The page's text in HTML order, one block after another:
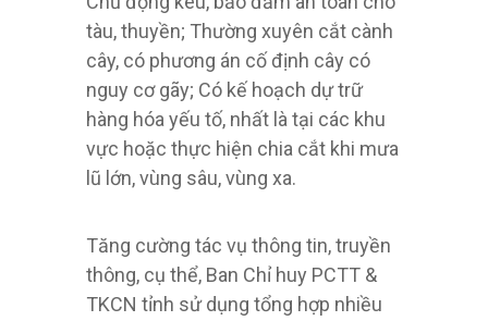
tàu, thuyền; Thường xuyên cắt cành
cây, có phương án cố định cây có
nguy cơ gãy; Có kế hoạch dự trữ
hàng hóa yếu tố, nhất là tại các khu
vực hoặc thực hiện chia cắt khi mưa
lũ lớn, vùng sâu, vùng xa.
Tăng cường tác vụ thông tin, truyền
thông, cụ thể, Ban Chỉ huy PCTT &
TKCN tỉnh sử dụng tổng hợp nhiều